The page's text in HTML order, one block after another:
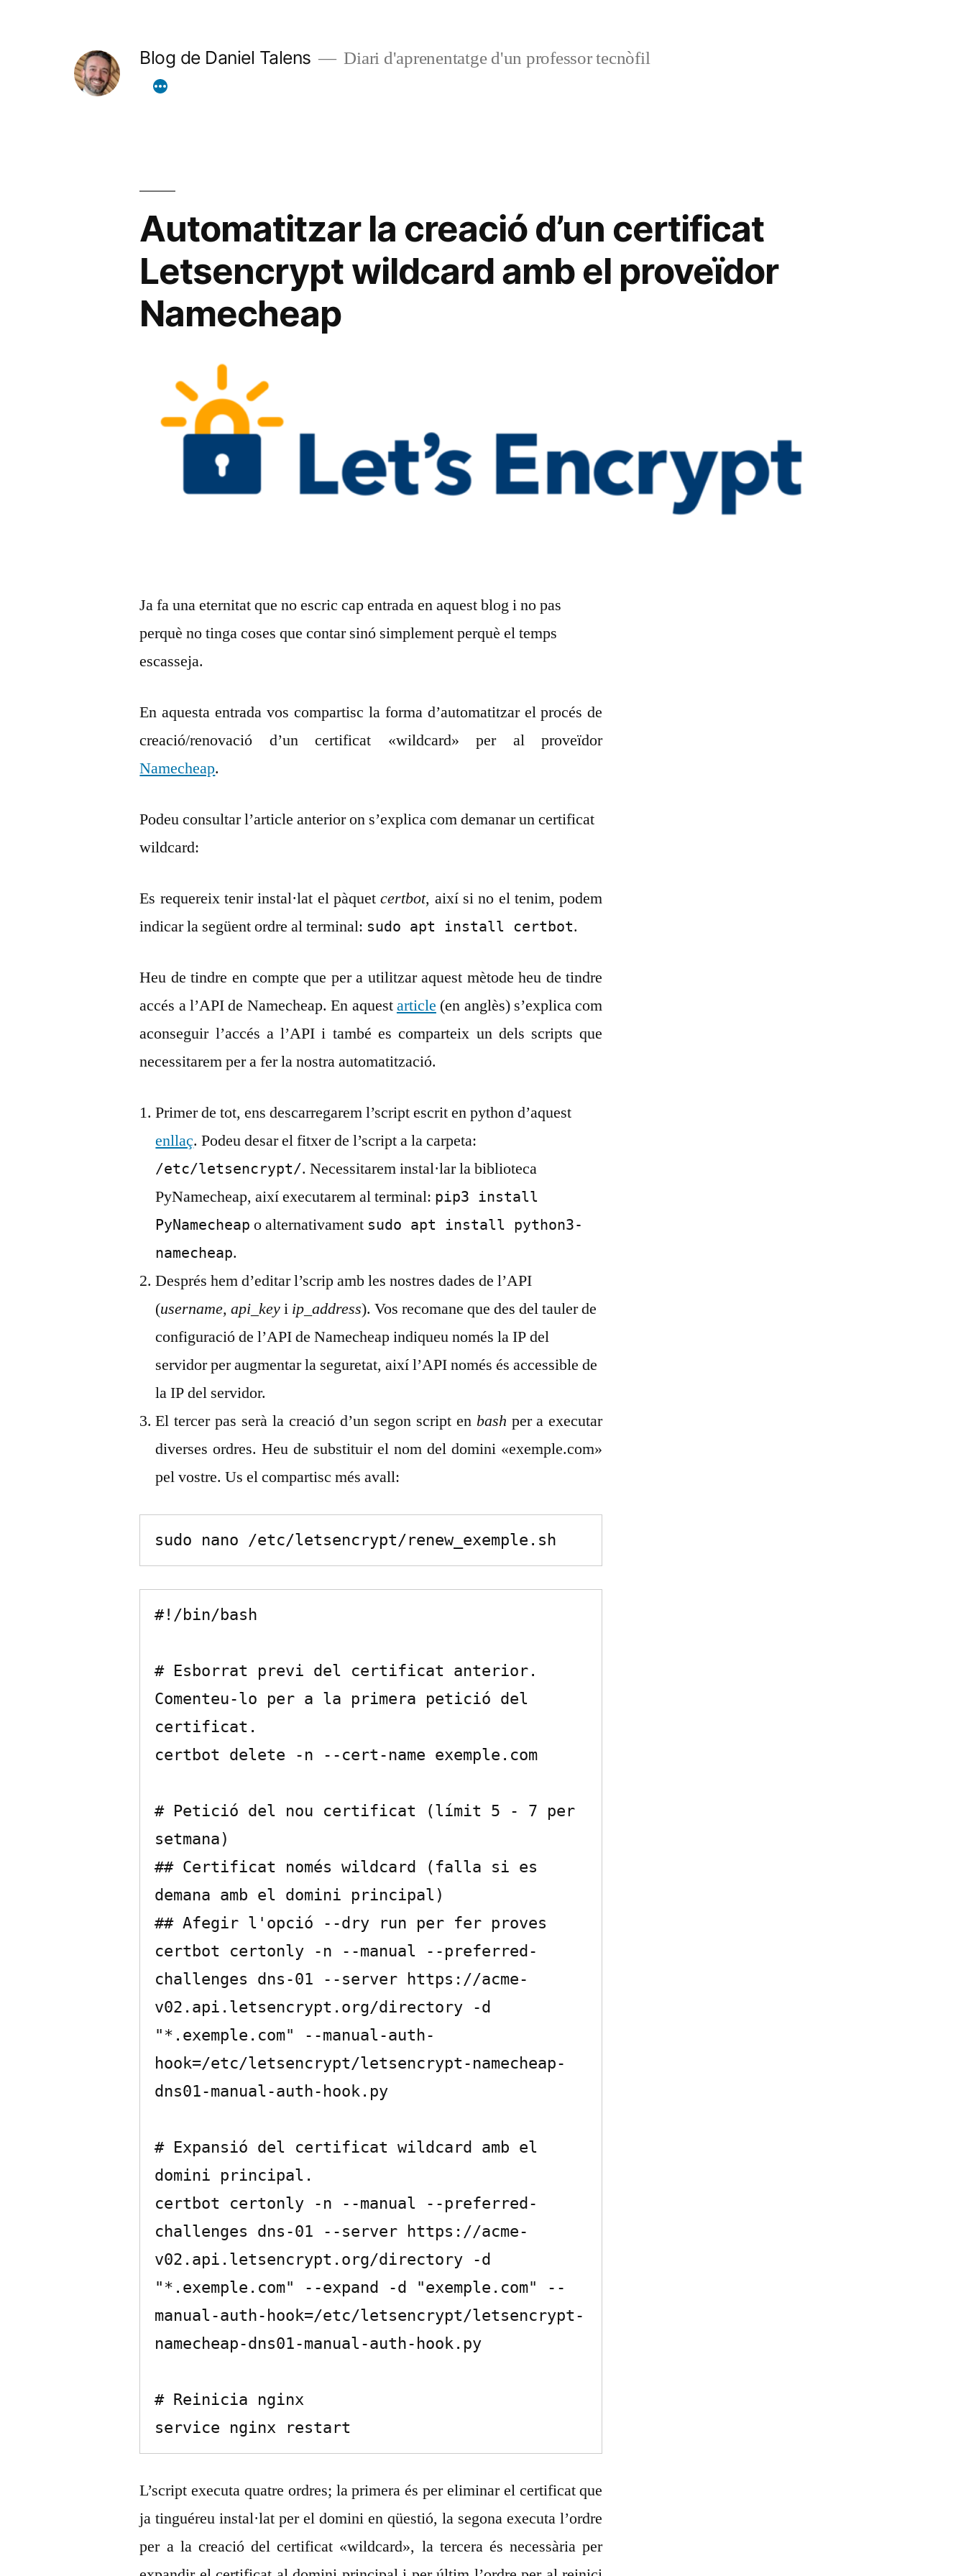
Blog de Daniel Talens Diari d'aprenentatge d'un professor tecnòfil
Automatitzar la creació d’un certificat
Letsencrypt wildcard amb el proveïdor
Namecheap
Ja fa una eternitat que no escric cap entrada en aquest blog i no pas
perquè no tinga coses que contar sinó simplement perquè el temps
escasseja.
En aquesta entrada vos compartisc la forma d’automatitzar el procés de
creació/renovació d’un certificat «wildcard» per al proveïdor
Namecheap.
Podeu consultar l’article anterior on s’explica com demanar un certificat
wildcard:
Es requereix tenir instal·lat el pàquetcertbot, així si no el tenim, podem
indicar la següent ordre al terminal: sudo apt install certbot.
Heu de tindre en compte que per a utilitzar aquest mètode heu de tindre
accés a l’API de Namecheap. En aquestarticle (en anglès) s’explica com
aconseguir l’accés a l’API i també es comparteix un dels scripts que
necessitarem per a fer la nostra automatització.
Primer de tot, ens descarregarem l’script escrit en python d’aquest
enllaç. Podeu desar el fitxer de l’script a la carpeta:
/etc/letsencrypt/. Necessitarem instal·lar la biblioteca
PyNamecheap, així executarem al terminal: pip3 install
PyNamecheap o alternativament sudo apt install python3-
namecheap.
Després hem d’editar l’scrip amb les nostres dades de l’API
(username, api_keyi ip_address). Vos recomane que des del tauler de
configuració de l’API de Namecheap indiqueu només la IP del
servidor per augmentar la seguretat, així l’API només és accessible de
la IP del servidor.
El tercer pas serà la creació d’un segon script en bash per a executar
diverses ordres. Heu de substituir el nom del domini «exemple.com»
pel vostre. Us el compartisc més avall:
sudo nano /etc/letsencrypt/renew_exemple.sh
#!/bin/bash
# Esborrat previ del certificat anterior.
Comenteu-lo per a la primera petició del
certificat.
certbot delete -n --cert-name exemple.com
# Petició del nou certificat (límit 5 - 7 per
setmana)
## Certificat només wildcard (falla si es
demana amb el domini principal)
## Afegir l'opció --dry run per fer proves
certbot certonly -n --manual --preferred-
challenges dns-01 --server https://acme-
v02.api.letsencrypt.org/directory -d
"*.exemple.com" --manual-auth-
hook=/etc/letsencrypt/letsencrypt-namecheap-
dns01-manual-auth-hook.py
# Expansió del certificat wildcard amb el
domini principal.
certbot certonly -n --manual --preferred-
challenges dns-01 --server https://acme-
v02.api.letsencrypt.org/directory -d
"*.exemple.com" --expand -d "exemple.com" --
manual-auth-hook=/etc/letsencrypt/letsencrypt-
namecheap-dns01-manual-auth-hook.py
# Reinicia nginx
service nginx restart
L’script executa quatre ordres; la primera és per eliminar el certificat que
ja tinguéreu instal·lat per el domini en qüestió, la segona executa l’ordre
per a la creació del certificat «wildcard», la tercera és necessària per